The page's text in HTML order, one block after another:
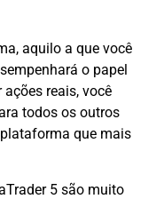
aquilo a que você
o papel
reais, você
todos os outros
que mais
5 são muito